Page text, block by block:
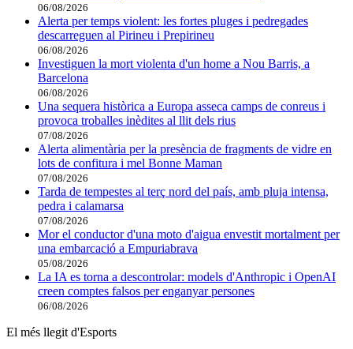
06/08/2026
Alerta per temps violent: les fortes pluges i pedregades
descarreguen al Pirineu i Prepirineu
06/08/2026
Investiguen la mort violenta d'un home a Nou Barris, a
Barcelona
06/08/2026
Una sequera històrica a Europa asseca camps de conreus i
provoca troballes inèdites al llit dels rius
07/08/2026
Alerta alimentària per la presència de fragments de vidre en
lots de confitura i mel Bonne Maman
07/08/2026
Tarda de tempestes al terç nord del país, amb pluja intensa,
pedra i calamarsa
07/08/2026
Mor el conductor d'una moto d'aigua envestit mortalment per
una embarcació a Empuriabrava
05/08/2026
La IA es torna a descontrolar: models d'Anthropic i OpenAI
creen comptes falsos per enganyar persones
06/08/2026
El més llegit d'Esports